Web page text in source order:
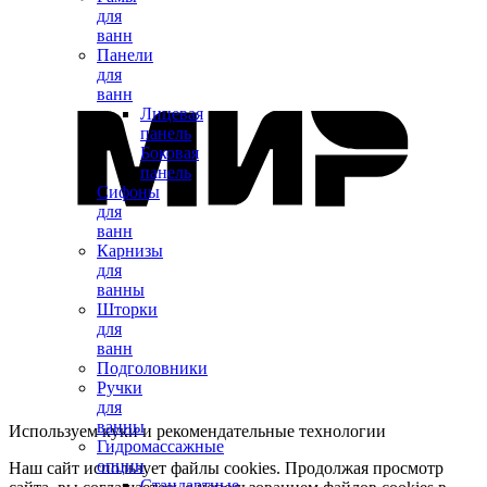
для
ванн
Панели
для
ванн
Лицевая
панель
Боковая
панель
Сифоны
для
ванн
Карнизы
для
ванны
Шторки
для
ванн
Подголовники
Ручки
для
ванны
Гидромассажные
опции
Используем куки и рекомендательные технологии
Наш сайт использует файлы cookies. Продолжая просмотр